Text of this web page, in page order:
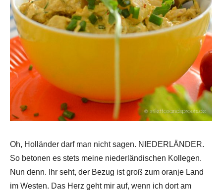
Oh, Holländer darf man nicht sagen. NIEDERLÄNDER.
So betonen es stets meine niederländischen Kollegen.
Nun denn. Ihr seht, der Bezug ist groß zum oranje Land
im Westen. Das Herz geht mir auf, wenn ich dort am